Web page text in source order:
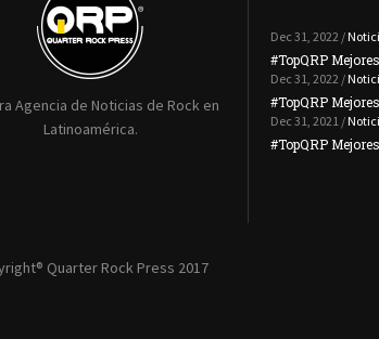
Agencia de Noticias de Rock en
Latinoamérica.
Quarter Rock Press 2017
Dec 31, 2022 /
#TopQRP
Dec 31, 2022 /
#TopQRP
Dec 31, 2021 /
#TopQRP